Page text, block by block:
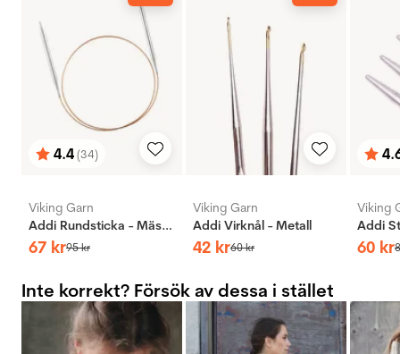
Betyg:
4.4(34)
utav 5 stjärnor
Viking Garn
Addi Rundsticka - Mässing
67 kr95kr
Viking Garn
Addi Virknål - Metall
42 kr60kr
utav
Viking
60 kr
Inte korrekt? Försök av dessa i stället